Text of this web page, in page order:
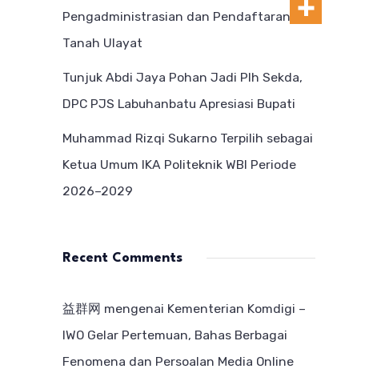
Pengadministrasian dan Pendaftaran
Tanah Ulayat
Tunjuk Abdi Jaya Pohan Jadi Plh Sekda,
DPC PJS Labuhanbatu Apresiasi Bupati
Muhammad Rizqi Sukarno Terpilih sebagai
Ketua Umum IKA Politeknik WBI Periode
2026–2029
Recent Comments
益群网 mengenai Kementerian Komdigi –
IWO Gelar Pertemuan, Bahas Berbagai
Fenomena dan Persoalan Media Online